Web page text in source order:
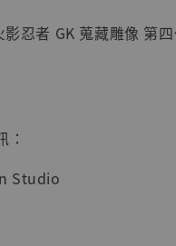
- +
影忍者 GK 蒐藏雕像 第
Studio